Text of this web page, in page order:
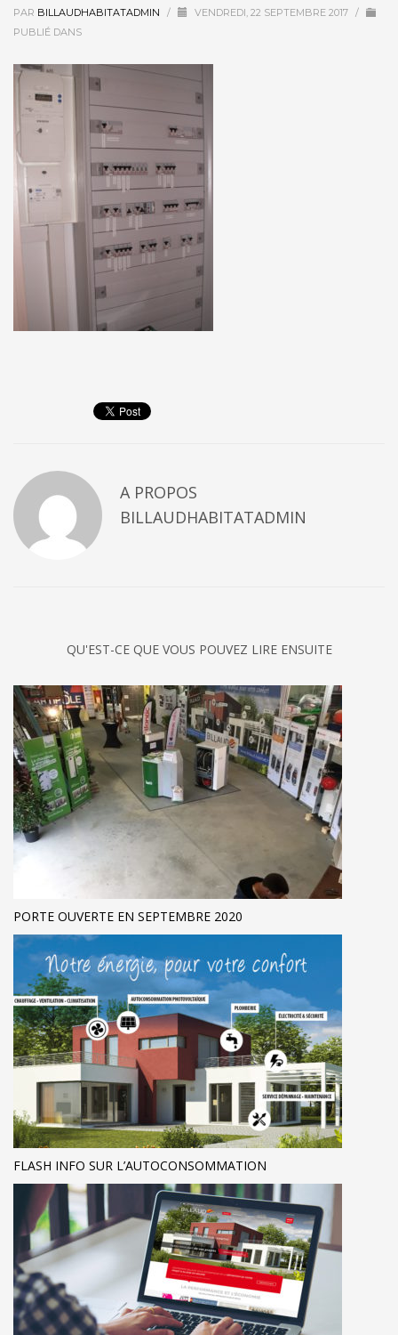
PAR BILLAUDHABITATADMIN / VENDREDI, 22 SEPTEMBRE 2017 /
PUBLIÉ DANS
A PROPOS
BILLAUDHABITATADMIN
QU'EST-CE QUE VOUS POUVEZ LIRE ENSUITE
PORTE OUVERTE EN SEPTEMBRE 2020
FLASH INFO SUR L’AUTOCONSOMMATION